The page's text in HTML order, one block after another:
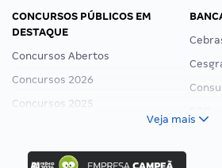
CONCURSOS PÚBLICOS EM
DESTAQUE
Concursos Abertos
Concursos 2026
Concursos 2025
Concurso Ibama
Veja mais